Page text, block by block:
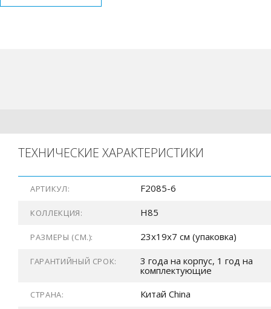
ТЕХНИЧЕСКИЕ ХАРАКТЕРИСТИКИ
АРТИКУЛ: F2085-6
КОЛЛЕКЦИЯ: H85
РАЗМЕРЫ (СМ.): 23x19x7 см (упаковка)
ГАРАНТИЙНЫЙ СРОК:
3 года на корпус, 1 год на
комплектующие
СТРАНА: Китай China